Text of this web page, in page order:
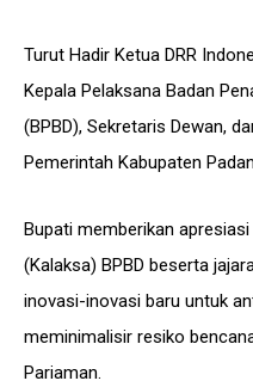
Turut Hadir Ketua DRR
Kepala Pelaksana Badan
(BPBD), Sekretaris Dewan,
Pemerintah Kabupaten
Bupati memberikan
(Kalaksa) BPBD beserta
inovasi-inovasi baru untuk
meminimalisir resiko
Pariaman.